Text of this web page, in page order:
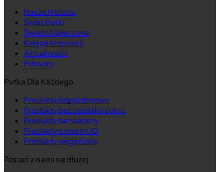
Nasza historia
Świat Putki
Świeżo Upieczone
Księga Inspiracji
Aktualności
Putwory
Putka Dla Każdego
Produkty bezglutenowe
Produkty bez dodatku cukru
Produkty bez laktozy
Produkty o niskim IG
Produkty wegańskie
Zostań z nami na dłużej